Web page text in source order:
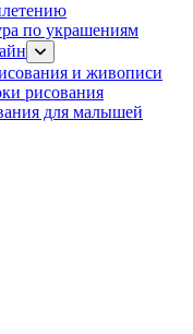
по украшениям
и живописи
рисования
для малышей